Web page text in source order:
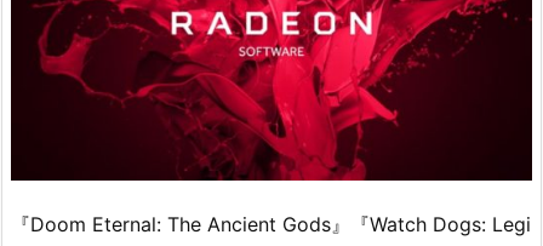
『Doom Eternal: The Ancient Gods』『Watch Dogs: Legi